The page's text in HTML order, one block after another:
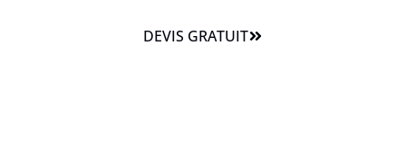
DEVIS GRATUIT